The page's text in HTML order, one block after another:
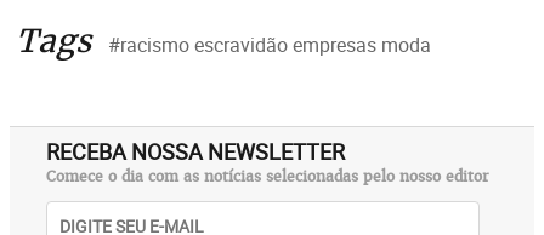
Tags #racismo escravidão empresas moda
RECEBA NOSSA NEWSLETTER
Comece o dia com as notícias selecionadas pelo nosso editor